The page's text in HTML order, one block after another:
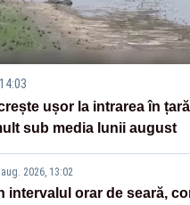
ușor la intrarea în
sub media lunii august
2026, 13:02
intervalul orar de seară,